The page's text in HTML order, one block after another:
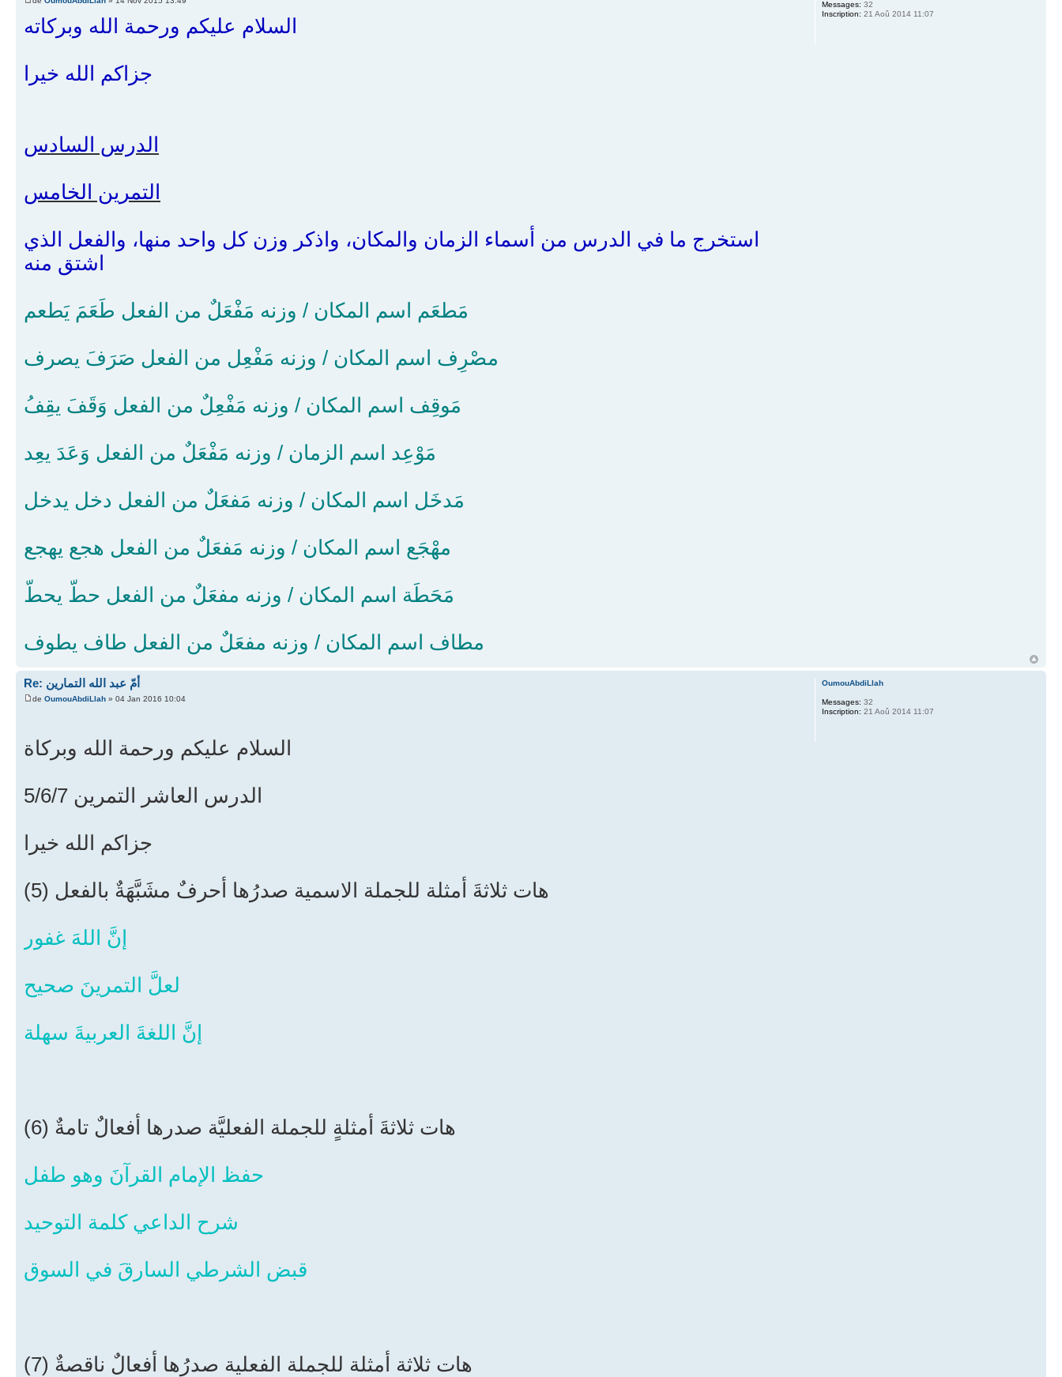
السلام عليكم ورحمة الله وبركاته
جزاكم الله خيرا
الدرس السادس
التمرين الخامس
استخرج ما في الدرس من أسماء الزمان والمكان، واذكر وزن كل واحد منها، والفعل الذي
اشتق منه
مَطعَم اسم المكان / وزنه مَفْعَلٌ من الفعل طَعَمَ يَطعم
مصْرِف اسم المكان / وزنه مَفْعِل من الفعل صَرَفَ يصرف
مَوقِف اسم المكان / وزنه مَفْعِلٌ من الفعل وَقَفَ يقِفُ
مَوْعِد اسم الزمان / وزنه مَفْعَلٌ من الفعل وَعَدَ يعِد
مَدخَل اسم المكان / وزنه مَفعَلٌ من الفعل دخل يدخل
مهْجَع اسم المكان / وزنه مَفعَلٌ من الفعل هجع يهجع
مَحَطَة اسم المكان / وزنه مفعَلٌ من الفعل حطّ يحطّ
مطاف اسم المكان / وزنه مفعَلٌ من الفعل طاف يطوف
Messages: 32
Inscription: 21 Aoû 2014 11:07
Re: أمّ عبد الله التمارين
de OumouAbdiLlah » 04 Jan 2016 10:04
السلام عليكم ورحمة الله وبركاة
الدرس العاشر التمرين 5/6/7
جزاكم الله خيرا
(5) هات ثلاثةَ أمثلة للجملة الاسمية صدرُها أحرفٌ مشَبَّهَةٌ بالفعل
إنَّ اللهَ غفور
لعلَّ التمرينَ صحيح
إنَّ اللغةَ العربيةَ سهلة
(6) هات ثلاثةَ أمثلةٍ للجملة الفعليَّة صدرها أفعالٌ تامةٌ
حفظ الإمام القرآنَ وهو طفل
شرح الداعي كلمة التوحيد
قبض الشرطي السارقَ في السوق
(7) هات ثلاثة أمثلة للجملة الفعلية صدرُها أفعالٌ ناقصةٌ
OumouAbdiLlah
Messages: 32
Inscription: 21 Aoû 2014 11:07